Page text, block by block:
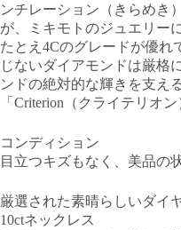
ンチレーション（きらめき
が、ミキモトのジュエリー
たとえ4Cのグレードが優れ
じないダイアモンドは厳格
ンドの絶対的な輝きを支え
「Criterion（クライテリオ
コンディション
目立つキズもなく、美品の
厳選された素晴らしいダイ
10ctネックレス